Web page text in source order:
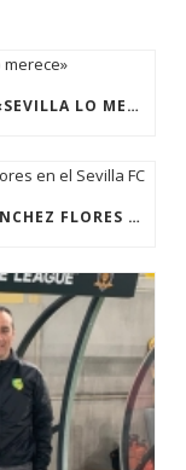
QUIQUE Y SU TÁNDEM CON OLTRA: «SEVILLA LO MERECE»
JOSÉ LUIS OLTRA ACOMPAÑARÁ A SÁNCHEZ FLORES EN EL SEVILLA FC